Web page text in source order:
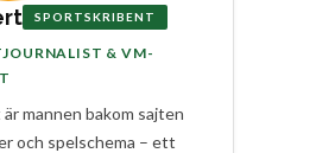
SPORTSKRIBENT
& VM-
mannen bakom sajten
och spelschema – ett